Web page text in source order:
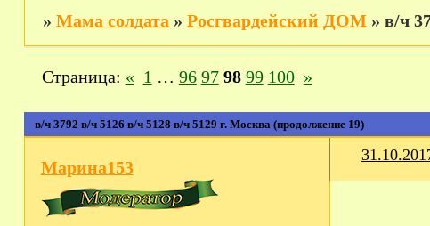
» Мама солдата » Росгвардейский ДОМ » в/ч
в/ч 3792 в/ч 5126 в/ч 5128 в/ч 5129 г. Москва (продолжение 19)
Страница: « 1 … 96 97 98 99 100 »
Марина153